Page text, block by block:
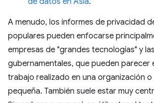
A menudo, los informes de privacidad
populares pueden enfocarse
empresas de "grandes tecnologías" y
gubernamentales, que pueden parecer
trabajo realizado en una organización o
pequeña. También suele estar muy